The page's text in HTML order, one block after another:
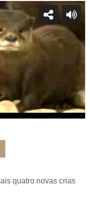
quatro novas crias